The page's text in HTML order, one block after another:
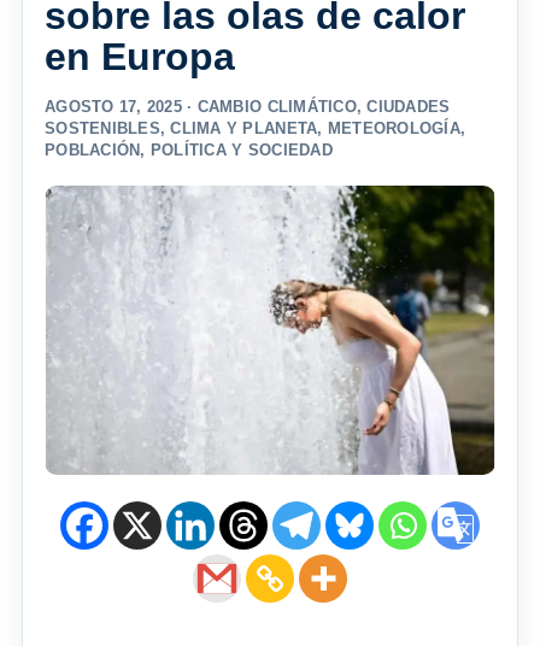
sobre las olas de calor
en Europa
AGOSTO 17, 2025 · CAMBIO CLIMÁTICO,CIUDADES
SOSTENIBLES,CLIMA Y PLANETA, METEOROLOGÍA,
POBLACIÓN , POLÍTICA Y SOCIEDAD